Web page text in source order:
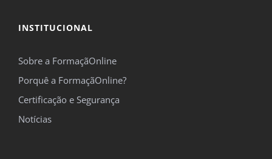
INSTITUCIONAL
Sobre a FormaçãOnline
Porquê a FormaçãOnline?
Certificação e Segurança
Notícias